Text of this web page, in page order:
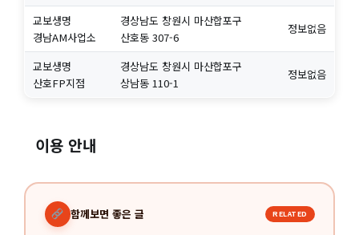
교보생명
경남AM사업소
경상남도 창원시 마산합포구
산호동 307-6
정보없음
교보생명
산호FP지점
경상남도 창원시 마산합포구
상남동 110-1
정보없음
이용 안내
함께보면 좋은 글 RELATED